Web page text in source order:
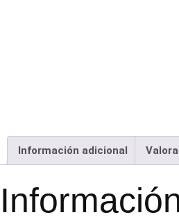
Información adicional